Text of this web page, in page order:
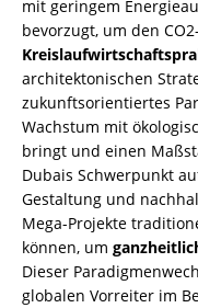
mit geringem
bevorzugt, um den
architektonischen
zukunftsorientiertes
Wachstum mit
bringt und einen
Dubais Schwerpunkt
Gestaltung und
Mega-Projekte
können, um
Dieser
globalen Vorreiter im